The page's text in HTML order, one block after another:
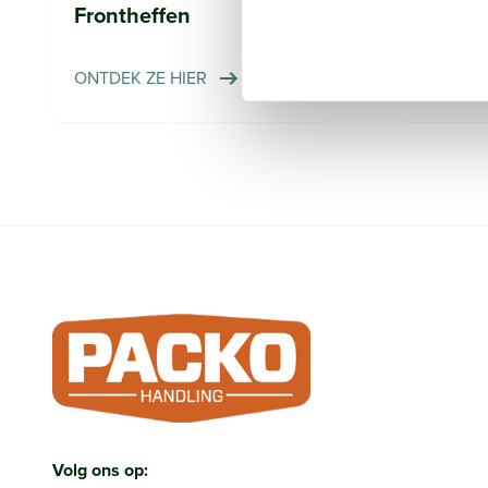
Frontheffen
ONTDEK ZE HIER
Volg ons op: